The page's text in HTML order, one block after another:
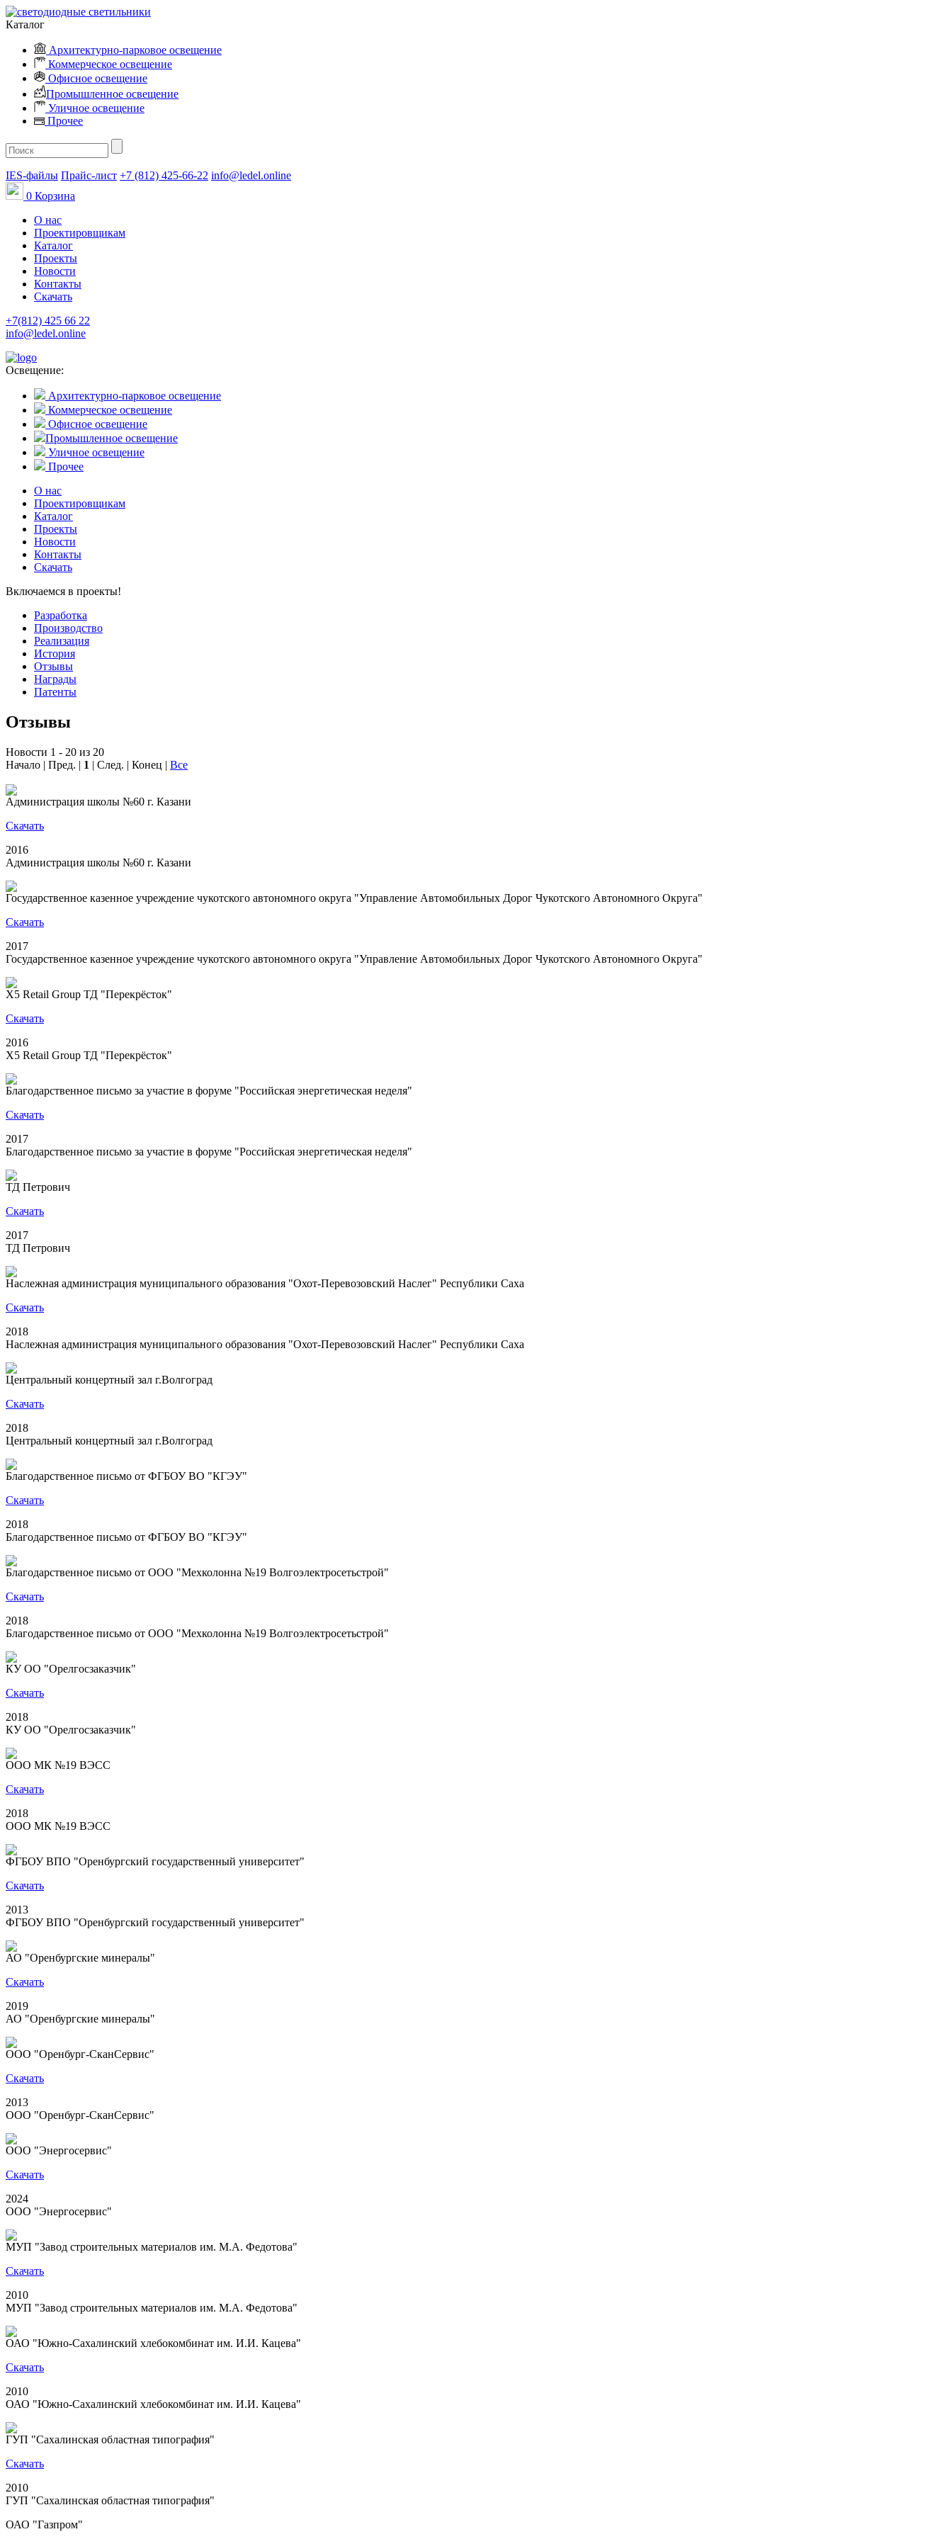
Каталог
Архитектурно-парковое освещение
Коммерческое освещение
Офисное освещение
Промышленное освещение
Уличное освещение
Прочее
IES-файлы Прайс-лист +7 (812) 425-66-22 info@ledel.online
0 Корзина
О нас
Проектировщикам
Каталог
Проекты
Новости
Контакты
Скачать
+7(812) 425 66 22
info@ledel.online
Освещение:
Архитектурно-парковое освещение
Коммерческое освещение
Офисное освещение
Промышленное освещение
Уличное освещение
Прочее
О нас
Проектировщикам
Каталог
Проекты
Новости
Контакты
Скачать
Включаемся в проекты!
Разработка
Производство
Реализация
История
Отзывы
Награды
Патенты
Отзывы
Новости 1 - 20 из 20
Начало | Пред. | 1 | След. | Конец | Все
Администрация школы №60 г. Казани
Скачать
2016
Администрация школы №60 г. Казани
Государственное казенное учреждение чукотского автономного округа "Управление Автомобильных Дорог Чукотского Автономного Округа"
Скачать
2017
Государственное казенное учреждение чукотского автономного округа "Управление Автомобильных Дорог Чукотского Автономного Округа"
X5 Retail Group ТД "Перекрёсток"
Скачать
2016
X5 Retail Group ТД "Перекрёсток"
Благодарственное письмо за участие в форуме "Российская энергетическая неделя"
Скачать
2017
Благодарственное письмо за участие в форуме "Российская энергетическая неделя"
ТД Петрович
Скачать
2017
ТД Петрович
Наслежная администрация муниципального образования "Охот-Перевозовский Наслег" Республики Саха
Скачать
2018
Наслежная администрация муниципального образования "Охот-Перевозовский Наслег" Республики Саха
Центральный концертный зал г.Волгоград
Скачать
2018
Центральный концертный зал г.Волгоград
Благодарственное письмо от ФГБОУ ВО "КГЭУ"
Скачать
2018
Благодарственное письмо от ФГБОУ ВО "КГЭУ"
Благодарственное письмо от ООО "Мехколонна №19 Волгоэлектросетьстрой"
Скачать
2018
Благодарственное письмо от ООО "Мехколонна №19 Волгоэлектросетьстрой"
КУ ОО "Орелгосзаказчик"
Скачать
2018
КУ ОО "Орелгосзаказчик"
ООО МК №19 ВЭСС
Скачать
2018
ООО МК №19 ВЭСС
ФГБОУ ВПО "Оренбургский государственный университет"
Скачать
2013
ФГБОУ ВПО "Оренбургский государственный университет"
АО "Оренбургские минералы"
Скачать
2019
АО "Оренбургские минералы"
ООО "Оренбург-СканСервис"
Скачать
2013
ООО "Оренбург-СканСервис"
ООО "Энергосервис"
Скачать
2024
ООО "Энергосервис"
МУП "Завод строительных материалов им. М.А. Федотова"
Скачать
2010
МУП "Завод строительных материалов им. М.А. Федотова"
ОАО "Южно-Сахалинский хлебокомбинат им. И.И. Кацева"
Скачать
2010
ОАО "Южно-Сахалинский хлебокомбинат им. И.И. Кацева"
ГУП "Сахалинская областная типография"
Скачать
2010
ГУП "Сахалинская областная типография"
ОАО "Газпром"